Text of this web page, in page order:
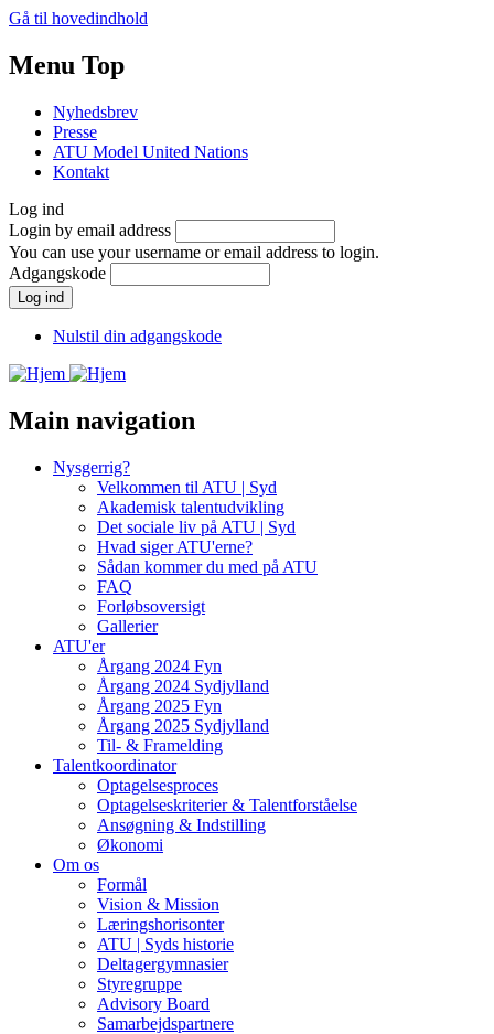
Gå til hovedindhold
Menu Top
Nyhedsbrev
Presse
ATU Model United Nations
Kontakt
Log ind
Login by email address
You can use your username or email address to login.
Adgangskode
Nulstil din adgangskode
Main navigation
Nysgerrig?
Velkommen til ATU | Syd
Akademisk talentudvikling
Det sociale liv på ATU | Syd
Hvad siger ATU'erne?
Sådan kommer du med på ATU
FAQ
Forløbsoversigt
Gallerier
ATU'er
Årgang 2024 Fyn
Årgang 2024 Sydjylland
Årgang 2025 Fyn
Årgang 2025 Sydjylland
Til- & Framelding
Talentkoordinator
Optagelsesproces
Optagelseskriterier & Talentforståelse
Ansøgning & Indstilling
Økonomi
Om os
Formål
Vision & Mission
Læringshorisonter
ATU | Syds historie
Deltagergymnasier
Styregruppe
Advisory Board
Samarbejdspartnere